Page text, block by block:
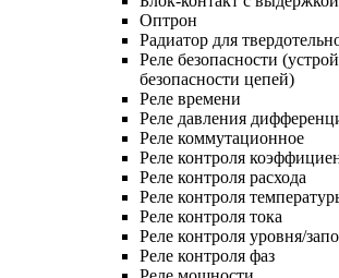
Оптрон
Радиатор для
Реле безопасности
безопасности цепей)
Реле времени
Реле давления
Реле коммутационное
Реле контроля
Реле контроля расхода
Реле контроля
Реле контроля тока
Реле контроля уровня/
Реле контроля фаз